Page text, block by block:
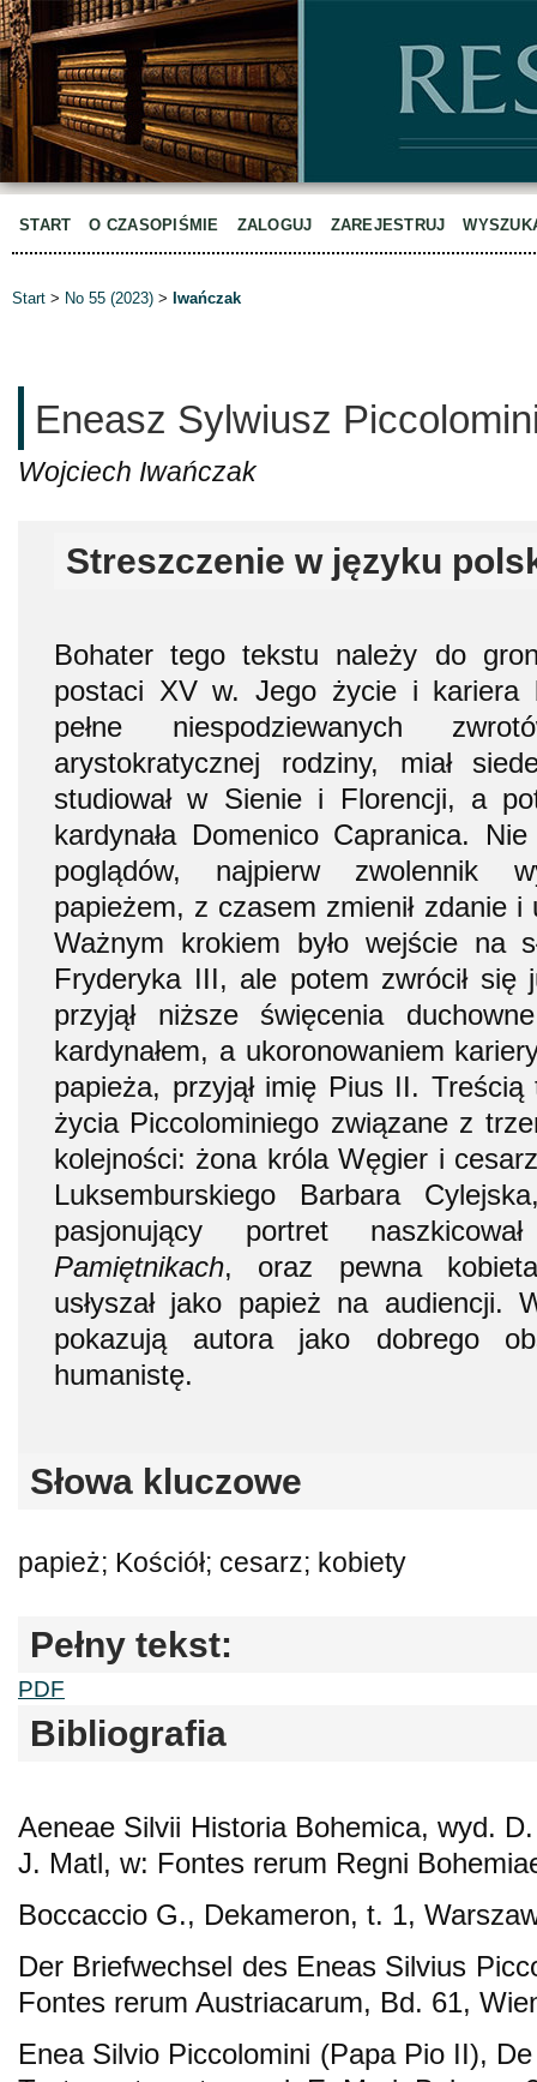
START O CZASOPIŚMIE ZALOGUJ ZAREJESTRUJ
Start > No 55 (2023) > Iwańczak
Eneasz Sylwiusz
Wojciech Iwańczak
Streszczenie w języku
Bohater tego tekstu należy do
postaci XV w. Jego życie i kariera
pełne niespodziewanych
arystokratycznej rodziny, miał
studiował w Sienie i Florencji, a
kardynała Domenico Capranica.
poglądów, najpierw zwolennik
papieżem, z czasem zmienił zdanie i
Ważnym krokiem było wejście na
Fryderyka III, ale potem zwrócił się
przyjął niższe święcenia
kardynałem, a ukoronowaniem
papieża, przyjął imię Pius II.
życia Piccolominiego związane z
kolejności: żona króla Węgier i
Luksemburskiego Barbara
pasjonujący portret
Pamiętnikach, oraz pewna
usłyszał jako papież na audiencji.
pokazują autora jako dobrego
humanistę.
Słowa kluczowe
papież; Kościół; cesarz; kobiety
Pełny tekst:
PDF
Bibliografia
Aeneae Silvii Historia Bohemica, wyd.
J. Matl, w: Fontes rerum Regni
Boccaccio G., Dekameron, t. 1,
Der Briefwechsel des Eneas Silvius
Fontes rerum Austriacarum, Bd. 61,
Enea Silvio Piccolomini (Papa Pio II),